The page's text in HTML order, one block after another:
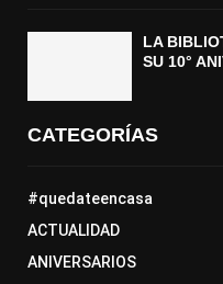
LA
SU 10°
CATEGORÍAS
#quedateencasa
ACTUALIDAD
ANIVERSARIOS